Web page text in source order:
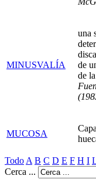
MINUSVALÍA
una
de
de
MUCOSA
Todo A B C D E F H I
Cerca ...